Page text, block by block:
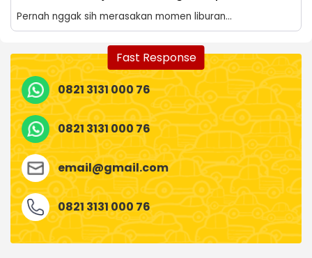
Pernah nggak sih merasakan momen liburan...
Fast Response
0821 3131 000 76
0821 3131 000 76
email@gmail.com
0821 3131 000 76